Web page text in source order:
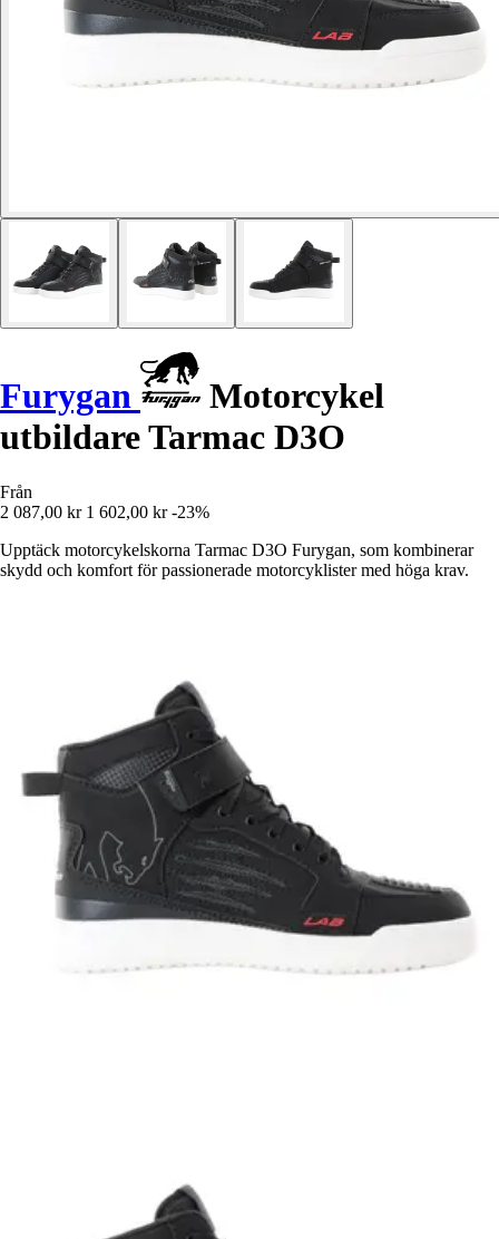
Furygan
Motorcykel
utbildare Tarmac D3O
Från
2 087,00 kr 1 602,00 kr -23%
Upptäck motorcykelskorna Tarmac D3O Furygan, som kombinerar
skydd och komfort för passionerade motorcyklister med höga krav.